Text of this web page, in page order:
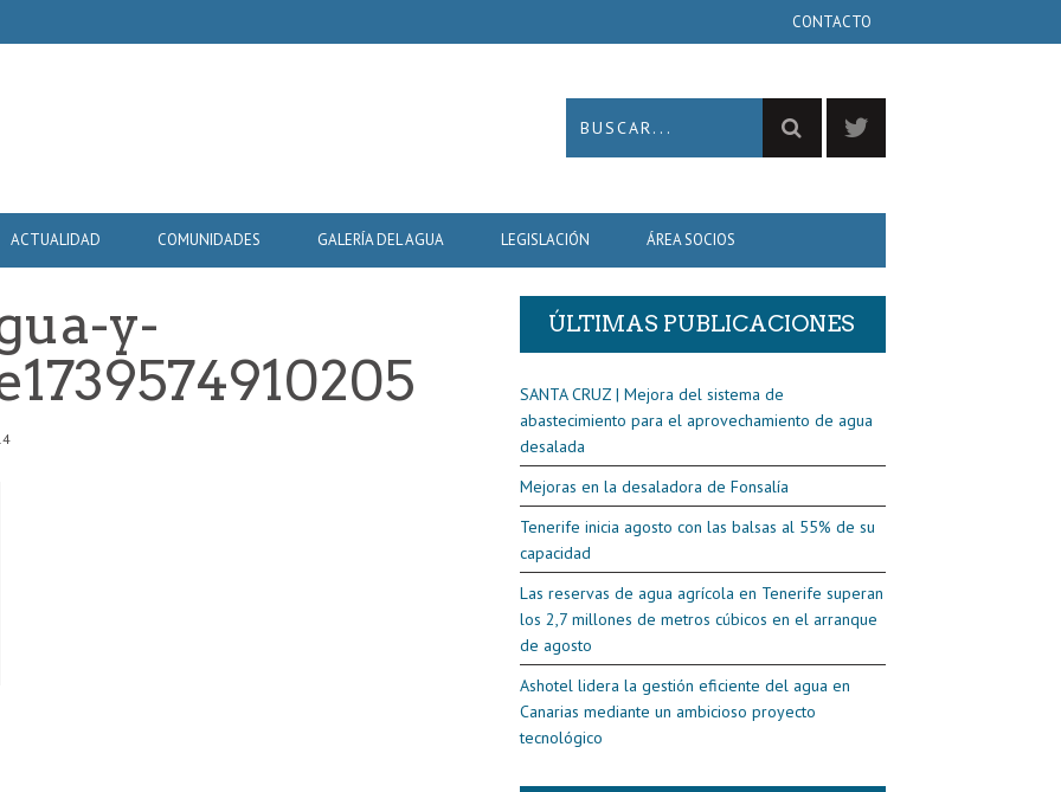
CONTACTO
ACTUALIDAD COMUNIDADES GALERÍA DEL AGUA LEGISLACIÓN ÁREA SOCIOS
y-
ÚLTIMAS PUBLICACIONES
SANTA CRUZ | Mejora del sistema de
abastecimiento para el aprovechamiento de agua
desalada
Mejoras en la desaladora de Fonsalía
Tenerife inicia agosto con las balsas al 55% de su
capacidad
Las reservas de agua agrícola en Tenerife superan
los 2,7 millones de metros cúbicos en el arranque
de agosto
Ashotel lidera la gestión eficiente del agua en
Canarias mediante un ambicioso proyecto
tecnológico